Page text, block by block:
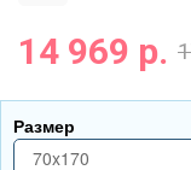
14 969 р.
Размер
70x170